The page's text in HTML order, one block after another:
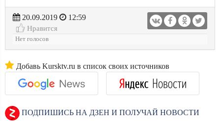
20.09.2019
12:59
Нравится
Нет голосов
Добавь Kursktv.ru в список своих источников
ПОДПИШИСЬ НА ДЗЕН И ПОЛУЧАЙ НОВОСТИ